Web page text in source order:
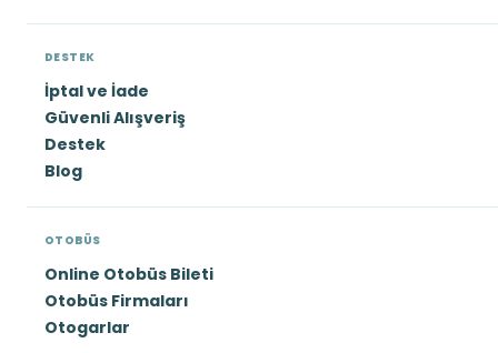
DESTEK
İptal ve İade
Güvenli Alışveriş
Destek
Blog
OTOBÜS
Online Otobüs Bileti
Otobüs Firmaları
Otogarlar